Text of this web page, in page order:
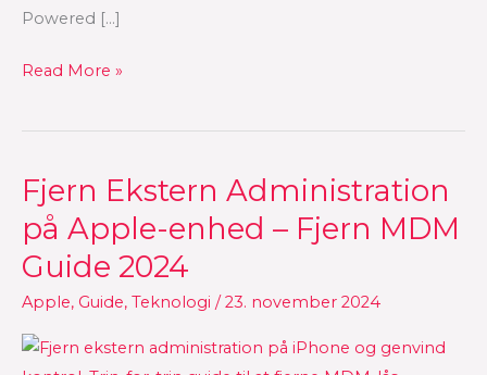
Powered […]
Read More »
Fjern Ekstern Administration
på Apple-enhed – Fjern MDM
Guide 2024
Apple, Guide, Teknologi /23. november 2024
Fjern
Ekstern
Administration
på
Apple-
enhed